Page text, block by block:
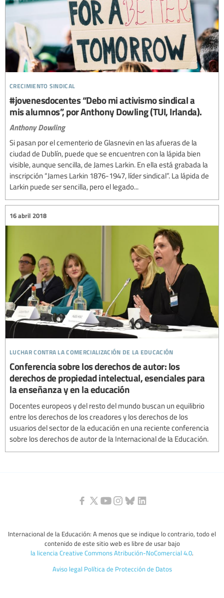
crecimiento sindical
#jovenesdocentes “Debo mi activismo sindical a
mis alumnos”, por Anthony Dowling (TUI, Irlanda).
Anthony Dowling
Si pasan por el cementerio de Glasnevin en las afueras de la
ciudad de Dublín, puede que se encuentren con la lápida bien
visible, aunque sencilla, de James Larkin. En ella está grabada la
inscripción “James Larkin 1876-1947, líder sindical”. La lápida de
Larkin puede ser sencilla, pero el legado...
luchar contra la comercialización de la educación
16 abril 2018
Conferencia sobre los derechos de autor: los
derechos de propiedad intelectual, esenciales para
la enseñanza y en la educación
Docentes europeos y del resto del mundo buscan un equilibrio
entre los derechos de los creadores y los derechos de los
usuarios del sector de la educación en una reciente conferencia
sobre los derechos de autor de la Internacional de la Educación.
Internacional de la Educación: A menos que se indique lo contrario, todo el
contenido de este sitio web es libre de usar bajo
la licencia Creative Commons Atribución-NoComercial 4.0.
Aviso legal Política de Protección de Datos